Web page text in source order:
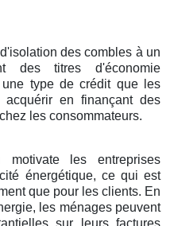
des combles à un
des titres d'économie
type de crédit que les
acquérir en finançant des
les consommateurs.
les entreprises
énergétique, ce qui est
que pour les clients. En
les ménages peuvent
sur leurs factures